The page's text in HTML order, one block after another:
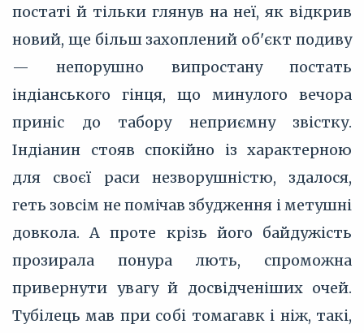
постаті й тільки глянув на неї, як відкрив
новий, ще більш захоплений об'єкт подиву
— непорушно випростану постать
індіанського гінця, що минулого вечора
приніс до табору неприємну звістку.
Індіанин стояв спокійно із характерною
для своєї раси незворушністю, здалося,
геть зовсім не помічав збудження і метушні
довкола. А проте крізь його байдужість
прозирала понура лють, спроможна
привернути увагу й досвідченіших очей.
Тубілець мав при собі томагавк і ніж, такі,